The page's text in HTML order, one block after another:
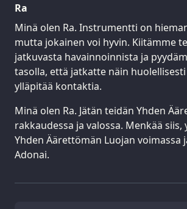
Ra
Minä olen Ra. Instrumentti on
mutta jokainen voi hyvin. Kiitämme
jatkuvasta havainnoinnista ja
tasolla, että jatkatte näin
ylläpitää kontaktia.
Minä olen Ra. Jätän teidän Yhden
rakkaudessa ja valossa. Menkää siis,
Yhden Äärettömän Luojan voimassa
Adonai.